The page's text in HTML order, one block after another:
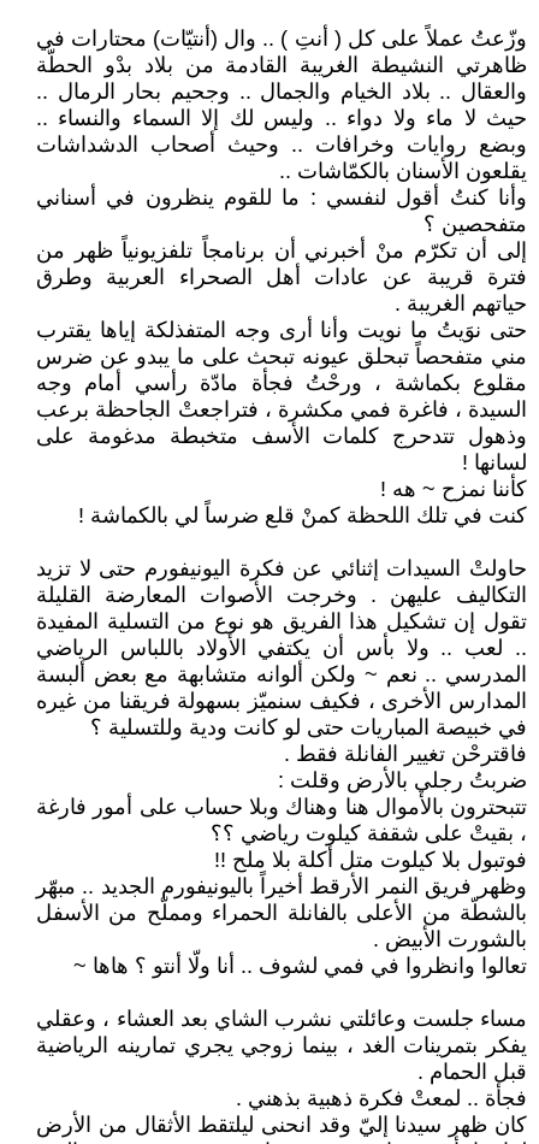
وزّعتُ عملاً على كل ( أنتِ ) .. وال (أنتيّات) محتارات في
ظاهرتي النشيطة الغريبة القادمة من بلاد بدْو الحطّة
والعقال .. بلاد الخيام والجمال .. وجحيم بحار الرمال ..
حيث لا ماء ولا دواء .. وليس لك إلا السماء والنساء ..
وبضع روايات وخرافات .. وحيث أصحاب الدشداشات
يقلعون الأسنان بالكمّاشات ..
وأنا كنتُ أقول لنفسي : ما للقوم ينظرون في أسناني
متفحصين ؟
إلى أن تكرّم منْ أخبرني أن برنامجاً تلفزيونياً ظهر من
فترة قريبة عن عادات أهل الصحراء العربية وطرق
حياتهم الغريبة .
حتى نوَيتُ ما نويت وأنا أرى وجه المتفذلكة إياها يقترب
مني متفحصاً تبحلق عيونه تبحث على ما يبدو عن ضرس
مقلوع بكماشة ، ورحْتُ فجأة مادّة رأسي أمام وجه
السيدة ، فاغرة فمي مكشرة ، فتراجعتْ الجاحظة برعب
وذهول تتدحرج كلمات الأسف متخبطة مدغومة على
لسانها !
كأننا نمزح ~ هه !
كنت في تلك اللحظة كمنْ قلع ضرساً لي بالكماشة !
حاولتْ السيدات إثنائي عن فكرة اليونيفورم حتى لا تزيد
التكاليف عليهن . وخرجت الأصوات المعارضة القليلة
تقول إن تشكيل هذا الفريق هو نوع من التسلية المفيدة
.. لعب .. ولا بأس أن يكتفي الأولاد باللباس الرياضي
المدرسي .. نعم ~ ولكن ألوانه متشابهة مع بعض ألبسة
المدارس الأخرى ، فكيف سنميّز بسهولة فريقنا من غيره
في خبيصة المباريات حتى لو كانت ودية وللتسلية ؟
فاقترحْن تغيير الفانلة فقط .
ضربتُ رجلي بالأرض وقلت :
تتبحترون بالأموال هنا وهناك وبلا حساب على أمور فارغة
، بقيتْ على شقفة كيلوت رياضي ؟؟
فوتبول بلا كيلوت متل أكلة بلا ملح !!
وظهر فريق النمر الأرقط أخيراً باليونيفورم الجديد .. مبهّر
بالشطّة من الأعلى بالفانلة الحمراء ومملّح من الأسفل
بالشورت الأبيض .
تعالوا وانظروا في فمي لشوف .. أنا ولّا أنتو ؟ هاها ~
مساء جلست وعائلتي نشرب الشاي بعد العشاء ، وعقلي
يفكر بتمرينات الغد ، بينما زوجي يجري تمارينه الرياضية
قبل الحمام .
فجأة .. لمعتْ فكرة ذهبية بذهني .
كان ظهر سيدنا إليّ وقد انحنى ليلتقط الأثقال من الأرض